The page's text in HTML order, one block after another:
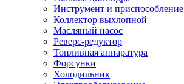
Инструмент и приспособление
Коллектор выхлопной
Масляный насос
Реверс-редуктор
Топливная аппаратура
Форсунки
Холодильник